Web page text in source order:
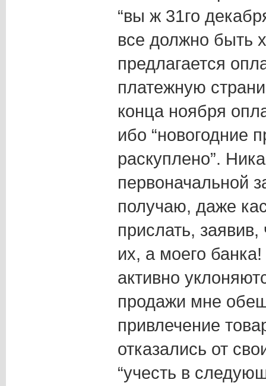
“вы ж 31го
все должно быть
предлагается
платежную
конца ноября
ибо “новогодние
раскуплено”.
первоначальной
получаю, даже
прислать, заявив,
их, а моего
активно
продажи мне
привлечение
отказались от
“учесть в